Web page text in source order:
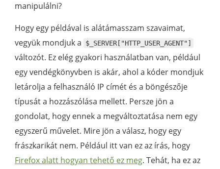
manipulálni?
Hogy egy példával is alátámasszam szavaimat,
vegyük mondjuk a
$_SERVER["HTTP_USER_AGENT"]
változót. Ez elég gyakori használatban van, például
egy vendégkönyvben is akár, ahol a kóder mondjuk
letárolja a felhasználó IP címét és a böngészője
típusát a hozzászólása mellett. Persze jön a
gondolat, hogy ennek a megváltoztatása nem egy
egyszerű művelet. Mire jön a válasz, hogy egy
frászkarikát nem. Például itt van ez az írás, hogy
Firefox alatt hogyan tehető ez meg. Tehát, ha ez az